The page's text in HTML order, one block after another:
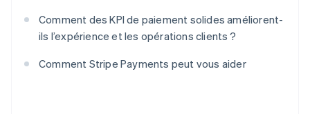
Comment des KPI de paiement solides améliorent-
ils l’expérience et les opérations clients ?
Comment Stripe Payments peut vous aider